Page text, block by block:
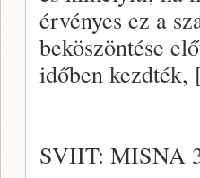
érvényes ez a
beköszöntése
időben kezdték,
SVIIT: MISNA